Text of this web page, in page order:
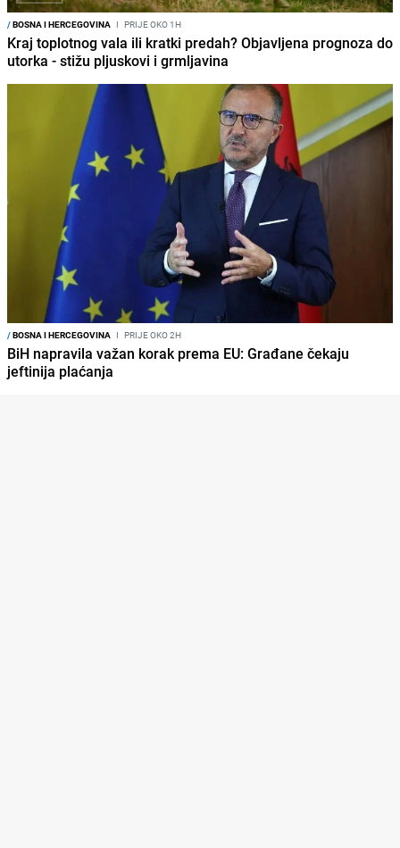
/BOSNA I HERCEGOVINA I PRIJE OKO 1H
Kraj toplotnog vala ili kratki predah? Objavljena prognoza do
utorka - stižu pljuskovi i grmljavina
/BOSNA I HERCEGOVINA I PRIJE OKO 2H
BiH napravila važan korak prema EU: Građane čekaju
jeftinija plaćanja